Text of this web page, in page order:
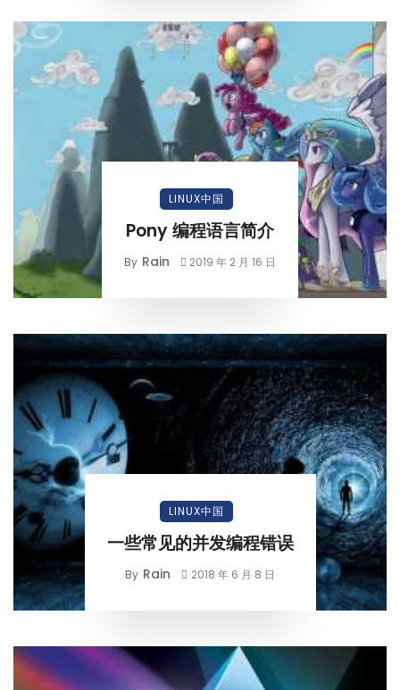
LINUX中国
Pony 编程语言简介
By Rain 2019 年 2 月 16 日
LINUX中国
一些常见的并发编程错误
By Rain 2018 年 6 月 8 日